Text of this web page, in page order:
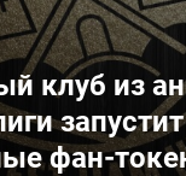
клуб из
запустит
фан-